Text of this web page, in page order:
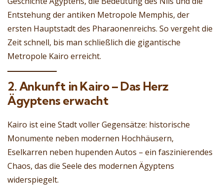
Entstehung der antiken Metropole Memphis, der
ersten Hauptstadt des Pharaonenreichs. So vergeht die
Zeit schnell, bis man schließlich die gigantische
Metropole Kairo erreicht.
2. Ankunft in Kairo – Das Herz
Ägyptens erwacht
Kairo ist eine Stadt voller Gegensätze: historische
Monumente neben modernen Hochhäusern,
Eselkarren neben hupenden Autos – ein faszinierendes
Chaos, das die Seele des modernen Ägyptens
widerspiegelt.